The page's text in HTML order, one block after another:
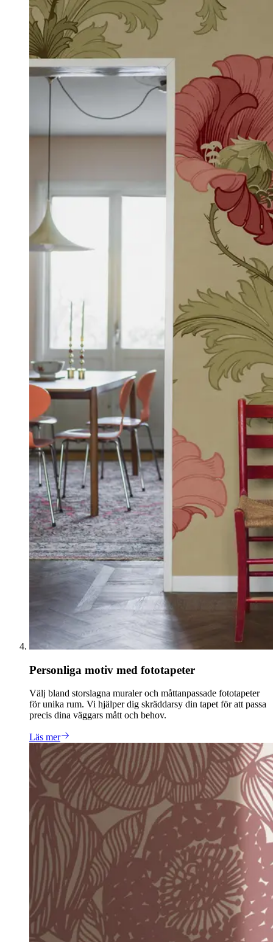
Personliga motiv med fototapeter
Välj bland storslagna muraler och måttanpassade fototapeter
för unika rum. Vi hjälper dig skräddarsy din tapet för att passa
precis dina väggars mått och behov.
Läs mer